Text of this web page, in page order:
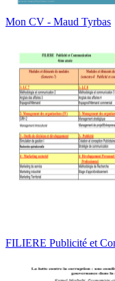
Mon CV - Maud Tyrbas
FILIERE Publicité et